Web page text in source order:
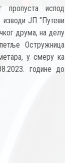
пропуста испод
изводи ЈП "Путеви
друма, на делу
Остружница
у смеру ка
године до